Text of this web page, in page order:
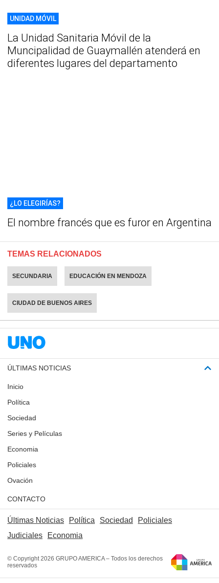
UNIDAD MÓVIL
La Unidad Sanitaria Móvil de la
Muncipalidad de Guaymallén atenderá en
diferentes lugares del departamento
¿LO ELEGIRÍAS?
El nombre francés que es furor en Argentina
TEMAS RELACIONADOS
SECUNDARIA EDUCACIÓN EN MENDOZA
CIUDAD DE BUENOS AIRES
ÚLTIMAS NOTICIAS
Inicio
Política
Sociedad
Series y Películas
Economia
Policiales
Ovación
CONTACTO
Últimas Noticias Política Sociedad
Policiales
Judiciales
Economia
© Copyright 2026 GRUPO AMERICA – Todos los derechos
reservados